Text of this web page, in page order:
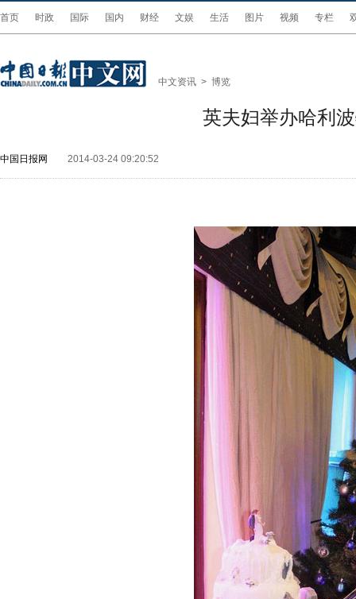
首页 时政 国际 国内 财经 文娱 生活 图片 视频 专栏
中文资讯 > 博览
英夫妇举办哈利
中国日报网 2014-03-24 09:20:52